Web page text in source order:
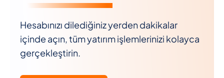
Hesabınızı dilediğiniz yerden dakikalar
içinde açın, tüm yatırım işlemlerinizi kolayca
gerçekleştirin.